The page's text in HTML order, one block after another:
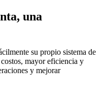
una
su propio sistema de
mayor eficiencia y
y mejorar